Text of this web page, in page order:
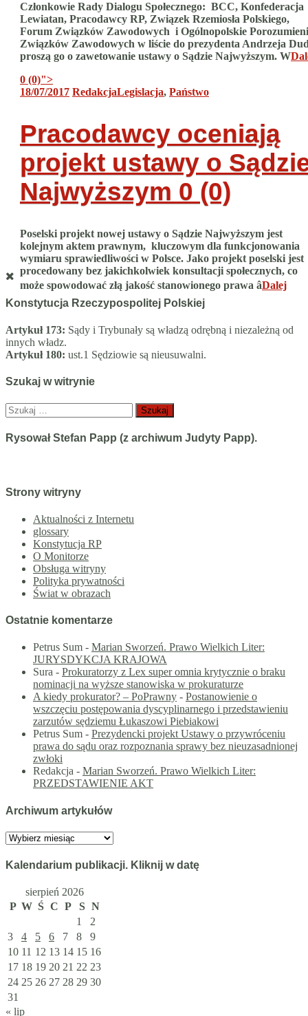
Członkowie Rady Dialogu Społecznego: BCC, Konfederacja
Lewiatan, Pracodawcy RP, Związek Rzemiosła Polskiego,
Forum Związków Zawodowych i Ogólnopolskie
Związków Zawodowych w liście do prezydenta Andrzeja
proszą go o zawetowanie ustawy o Sądzie Najwyższym. W
0 (0)">
18/07/2017 RedakcjaLegislacja, Państwo
Pracodawcy oceniają
projekt ustawy o
Najwyższym 0 (0)
Poselski projekt nowej ustawy o Sądzie Najwyższym jest
kolejnym aktem prawnym, kluczowym dla funkcjonowania
wymiaru sprawiedliwości w Polsce. Jako projekt poselski jest
procedowany bez jakichkolwiek konsultacji społecznych, co
może spowodować złą jakość stanowionego prawa âDalej
Konstytucja Rzeczypospolitej Polskiej
Artykuł 173: Sądy i Trybunały są władzą odrębną i niezależną od
innych władz.
Artykuł 180: ust.1 Sędziowie są nieusuwalni.
Szukaj w witrynie
Szukaj:
Rysował Stefan Papp (z archiwum Judyty Papp).
Strony witryny
Aktualności z Internetu
glossary
Konstytucja RP
O Monitorze
Obsługa witryny
Polityka prywatności
Świat w obrazach
Ostatnie komentarze
Petrus Sum - Marian Sworzeń. Prawo Wielkich Liter:
JURYSDYKCJA KRAJOWA
Sura - Prokuratorzy z Lex super omnia krytycznie o braku
nominacji na wyższe stanowiska w prokuraturze
A kiedy prokurator? – PoPrawny - Postanowienie o
wszczęciu postępowania dyscyplinarnego i przedstawieniu
zarzutów sędziemu Łukaszowi Piebiakowi
Petrus Sum - Prezydencki projekt Ustawy o przywróceniu
prawa do sądu oraz rozpoznania sprawy bez nieuzasadnionej
zwłoki
Redakcja - Marian Sworzeń. Prawo Wielkich Liter:
PRZEDSTAWIENIE AKT
Archiwum artykułów
Archiwum
Kalendarium publikacji. Kliknij w datę
sierpień 2026
P W Ś C P S N
1
2
3
4 5 6 7 8
9
10 11 12 13 14 15 16
17 18 19 20 21 22 23
24 25 26 27 28 29 30
31
« lip